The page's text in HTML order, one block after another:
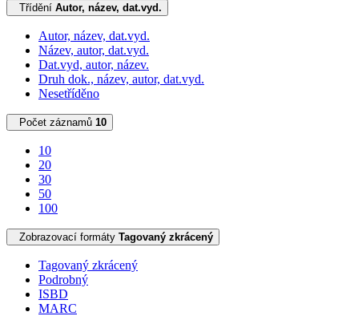
Třídění Autor, název, dat.vyd.
Autor, název, dat.vyd.
Název, autor, dat.vyd.
Dat.vyd, autor, název.
Druh dok., název, autor, dat.vyd.
Nesetříděno
Počet záznamů 10
10
20
30
50
100
Zobrazovací formáty Tagovaný zkrácený
Tagovaný zkrácený
Podrobný
ISBD
MARC